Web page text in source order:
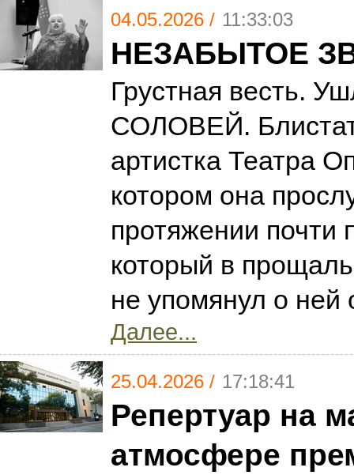
04.05.2026 / 11:33:03
НЕЗАБЫТОЕ
Грустная весть.
СОЛОВЕЙ.
артистка Театра
котором она
протяжении почти
который в
не упомянул о
Далее...
25.04.2026 / 17:18:41
Репертуар на
атмосфере